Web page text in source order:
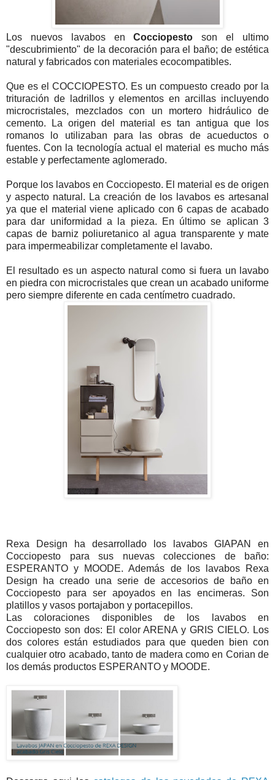
Los nuevos lavabos enCocciopesto son el ultimo
"descubrimiento" de la decoración para el baño; de estética
natural y fabricados con materiales ecocompatibles.
Que es el COCCIOPESTO. Es un compuesto creado por la
trituración de ladrillos y elementos en arcillas incluyendo
microcristales, mezclados con un mortero hidráulico de
cemento. La origen del material es tan antigua que los
romanos lo utilizaban para las obras de acueductos o
fuentes. Con la tecnología actual el material es mucho más
estable y perfectamente aglomerado.
Porque los lavabos en Cocciopesto. El material es de origen
y aspecto natural. La creación de los lavabos es artesanal
ya que el material viene aplicado con 6 capas de acabado
para dar uniformidad a la pieza. En último se aplican 3
capas de barniz poliuretanico al agua transparente y mate
para impermeabilizar completamente el lavabo.
El resultado es un aspecto natural como si fuera un lavabo
en piedra con microcristales que crean un acabado uniforme
pero siempre diferente en cada centímetro cuadrado.
Rexa Design ha desarrollado los lavabos GIAPAN en
Cocciopesto para sus nuevas colecciones de baño:
ESPERANTO y MOODE. Además de los lavabos Rexa
Design ha creado una serie de accesorios de baño en
Cocciopesto para ser apoyados en las encimeras. Son
platillos y vasos portajabon y portacepillos.
Las coloraciones disponibles de los lavabos en
Cocciopesto son dos: El color ARENA y GRIS CIELO. Los
dos colores están estudiados para que queden bien con
cualquier otro acabado, tanto de madera como en Corian de
los demás productos ESPERANTO y MOODE.